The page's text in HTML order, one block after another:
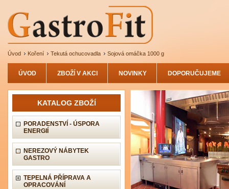
Úvod Koření Tekutá ochucovadla Sojová omáčka 1000 g
ÚVOD ZBOŽÍ V AKCI NOVINKY DOPORUČUJEME
KATALOG ZBOŽÍ
PORADENSTVÍ - ÚSPORA
ENERGIÍ
NEREZOVÝ NÁBYTEK
GASTRO
TEPELNÁ PŘÍPRAVA A
OPRACOVÁNÍ